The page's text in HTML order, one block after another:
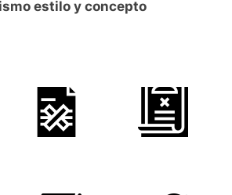
estilo y concepto